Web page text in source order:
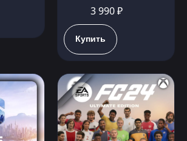
3 990 ₽
Купить